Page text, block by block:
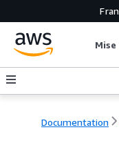
Documentation